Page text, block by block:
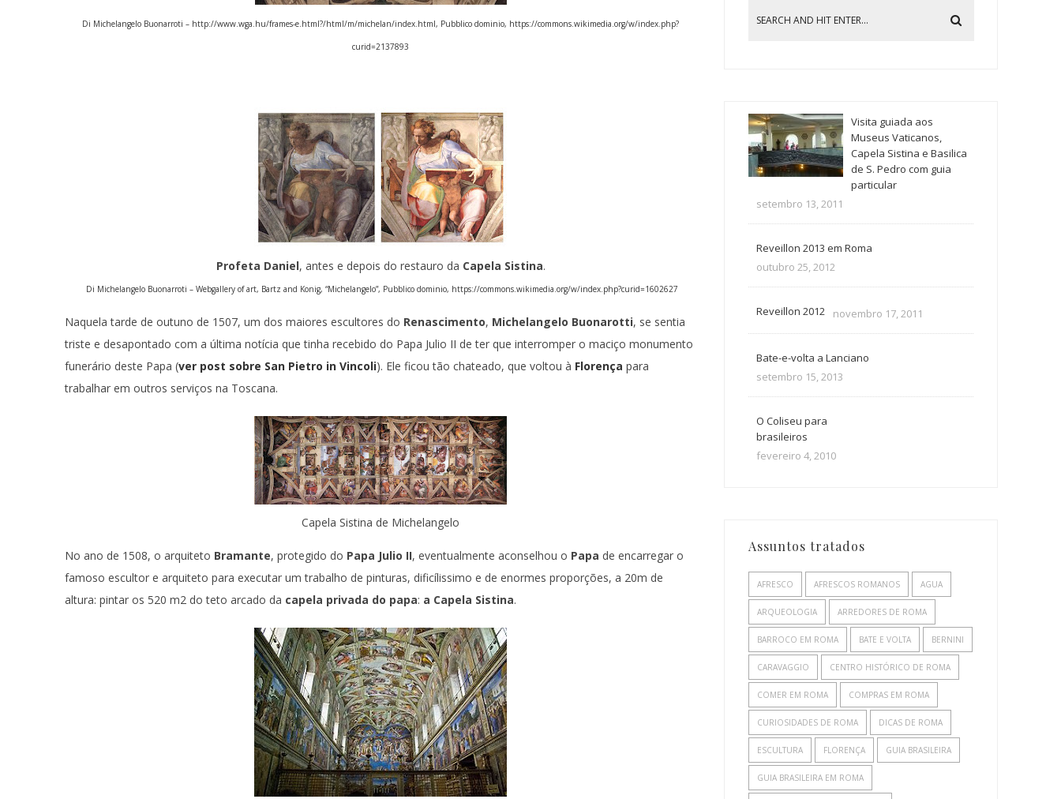
Di Michelangelo Buonarroti – http://www.wga.hu/frames-e.html?/html/m/michelan/index.html, Pubblico dominio, https://commons.wikimedia.org/w/index.php?
curid=2137893
Profeta Daniel, antes e depois do restauro da Capela Sistina.
Di Michelangelo Buonarroti – Webgallery of art, Bartz and Konig, “Michelangelo”, Pubblico dominio, https://commons.wikimedia.org/w/index.php?curid=1602627
Naquela tarde de outuno de 1507, um dos maiores escultores do Renascimento, Michelangelo Buonarotti, se sentia
triste e desapontado com a última notícia que tinha recebido do Papa Julio II de ter que interromper o maciço monumento
funerário deste Papa (ver post sobre San Pietro in Vincoli). Ele ficou tão chateado, que voltou à Florença para
trabalhar em outros serviços na Toscana.
Capela Sistina de Michelangelo
No ano de 1508, o arquiteto Bramante, protegido do Papa Julio II, eventualmente aconselhou o Papa de encarregar o
famoso escultor e arquiteto para executar um trabalho de pinturas, dificílissimo e de enormes proporções, a 20m de
altura: pintar os 520 m2 do teto arcado da capela privada do papa: a Capela Sistina.
Visita guiada aos
Museus Vaticanos,
Capela Sistina e Basilica
de S. Pedro com guia
particular
setembro 13, 2011
Reveillon 2013 em Roma
outubro 25, 2012
Reveillon 2012 novembro 17, 2011
Bate-e-volta a Lanciano
setembro 15, 2013
O Coliseu para
brasileiros
fevereiro 4, 2010
Assuntos tratados
AFRESCO AFRESCOS ROMANOS AGUA
ARQUEOLOGIA ARREDORES DE ROMA
BARROCO EM ROMA BATE E VOLTA BERNINI
CARAVAGGIO CENTRO HISTÓRICO DE ROMA
COMER EM ROMA COMPRAS EM ROMA
CURIOSIDADES DE ROMA DICAS DE ROMA
ESCULTURA FLORENÇA GUIA BRASILEIRA
GUIA BRASILEIRA EM ROMA